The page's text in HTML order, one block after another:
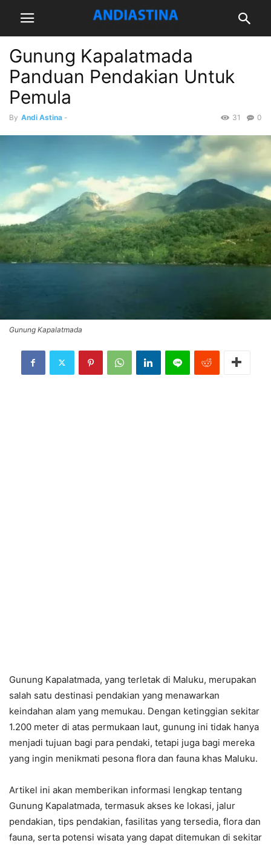
Gunung Kapalatmada
Panduan Pendakian Untuk
Pemula
By Andi Astina - 0
31
Gunung Kapalatmada
Gunung Kapalatmada, yang terletak di Maluku, merupakan
salah satu destinasi pendakian yang menawarkan
keindahan alam yang memukau. Dengan ketinggian sekitar
1.200 meter di atas permukaan laut, gunung ini tidak hanya
menjadi tujuan bagi para pendaki, tetapi juga bagi mereka
yang ingin menikmati pesona flora dan fauna khas Maluku.
Artikel ini akan memberikan informasi lengkap tentang
Gunung Kapalatmada, termasuk akses ke lokasi, jalur
pendakian, tips pendakian, fasilitas yang tersedia, flora dan
fauna, serta potensi wisata yang dapat ditemukan di sekitar